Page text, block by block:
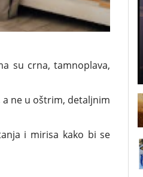
su crna, tamnoplava,
a ne u oštrim, detaljnim
i mirisa kako bi se